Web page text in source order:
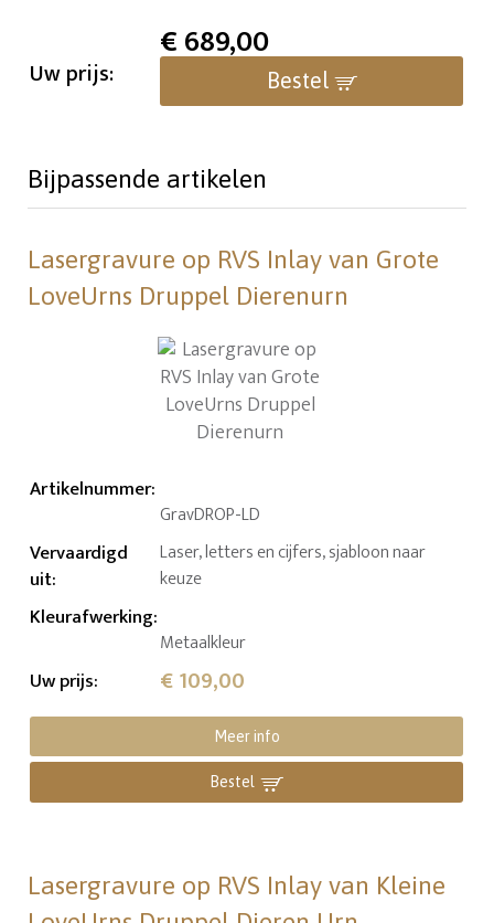
Uw prijs:
€689,00
Bestel
Bijpassende artikelen
Lasergravure op RVS Inlay van Grote
LoveUrns Druppel Dierenurn
Artikelnummer:
GravDROP-LD
Vervaardigd
uit:
Laser, letters en cijfers, sjabloon naar
keuze
Kleurafwerking:
Metaalkleur
Uw prijs: € 109,00
Meer info
Bestel
Lasergravure op RVS Inlay van Kleine